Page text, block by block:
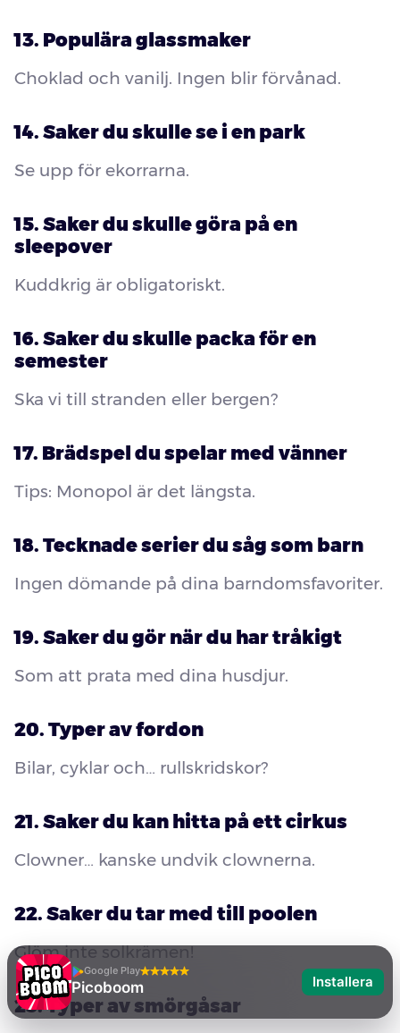
13. Populära glassmaker
Choklad och vanilj. Ingen blir förvånad.
14. Saker du skulle se i en park
Se upp för ekorrarna.
15. Saker du skulle göra på en
sleepover
Kuddkrig är obligatoriskt.
16. Saker du skulle packa för en
semester
Ska vi till stranden eller bergen?
17. Brädspel du spelar med vänner
Tips: Monopol är det längsta.
18. Tecknade serier du såg som barn
Ingen dömande på dina barndomsfavoriter.
19. Saker du gör när du har tråkigt
Som att prata med dina husdjur.
20. Typer av fordon
Bilar, cyklar och… rullskridskor?
21. Saker du kan hitta på ett cirkus
Clowner… kanske undvik clownerna.
22. Saker du tar med till poolen
Glöm inte solkrämen!
23. Typer av smörgåsar
Google Play
Picoboom Installera